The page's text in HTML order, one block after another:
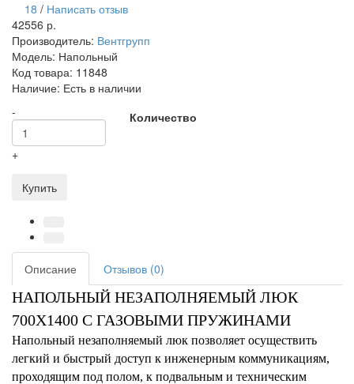
18 / Написать отзыв
42556 р.
Производитель: Вентгрупп
Модель: Напольный
Код товара: 11848
Наличие: Есть в наличии
Количество
-
+
Купить
Описание Отзывов (0)
НАПОЛЬНЫЙ НЕЗАПОЛНЯЕМЫЙ ЛЮК
700Х1400 С ГАЗОВЫМИ ПРУЖИНАМИ
Напольный незаполняемый люк позволяет осуществить
легкий и быстрый доступ к инженерным коммуникациям,
проходящим под полом, к подвальным и техническим